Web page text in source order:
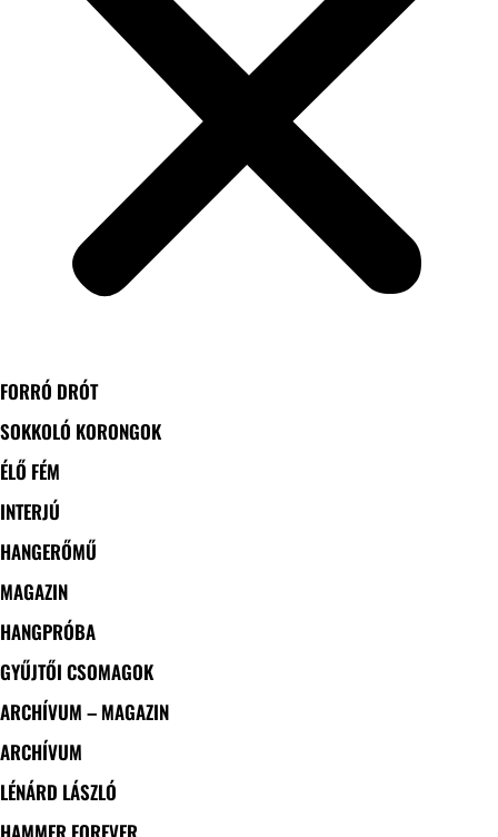
FORRÓ DRÓT
SOKKOLÓ KORONGOK
ÉLŐ FÉM
INTERJÚ
HANGERŐMŰ
MAGAZIN
HANGPRÓBA
GYŰJTŐI CSOMAGOK
ARCHÍVUM – MAGAZIN
ARCHÍVUM
LÉNÁRD LÁSZLÓ